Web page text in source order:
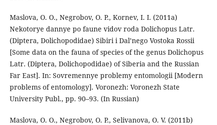
Maslova, O. O., Negrobov, O. P., Kornev, I. I. (2011a)
Nekotorye dannye po faune vidov roda Dolichopus Latr.
(Diptera, Dolichopodidae) Sibiri i Dal’nego Vostoka Rossii
[Some data on the fauna of species of the genus Dolichopus
Latr. (Diptera, Dolichopodidae) of Siberia and the Russian
Far East]. In: Sovremennye problemy entomologii [Modern
problems of entomology]. Voronezh: Voronezh State
University Publ., pp. 90–93. (In Russian)
Maslova, O. O., Negrobov, O. P., Selivanova, O. V. (2011b)